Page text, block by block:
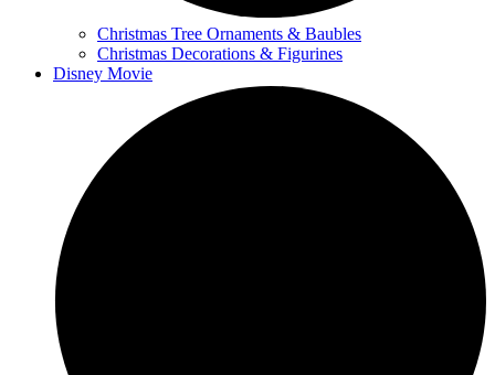
Christmas Tree Ornaments & Baubles
Christmas Decorations & Figurines
Disney Movie